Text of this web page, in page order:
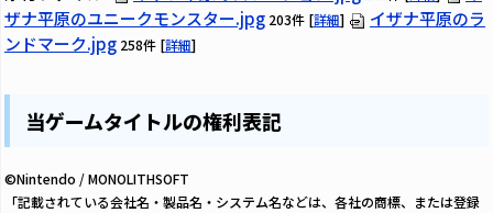
ザナ平原のユニークモンスター.jpg 203件 [詳細]
イザナ平原のラ
ンドマーク.jpg 258件 [詳細]
当ゲームタイトルの権利表記
©Nintendo / MONOLITHSOFT
「記載されている会社名・製品名・システム名などは、各社の商標、または登録